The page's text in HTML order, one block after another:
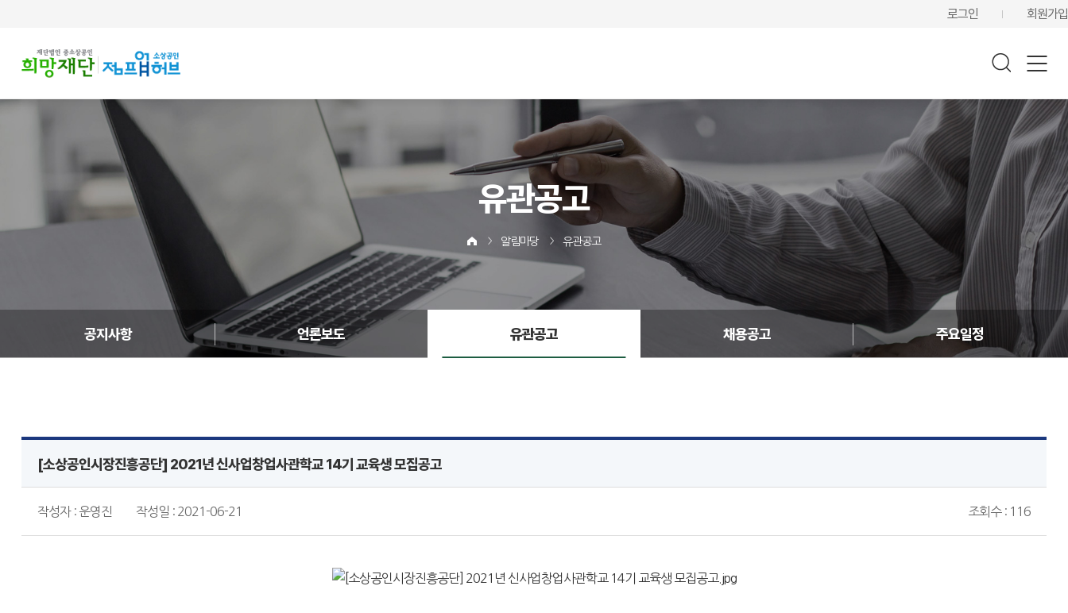
로그인 회원가입
유관공고
알림마당 유관공고
공지사항 언론보도 유관공고 채용공고 주요일정
[소상공인시장진흥공단] 2021년 신사업창업사관학교 14기 교육생 모집공고
작성자 : 운영진 작성일 : 2021-06-21 조회수 : 116